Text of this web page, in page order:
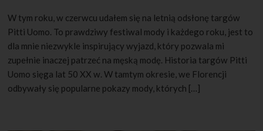
W tym roku, w czerwcu udałem się na letnią odsłonę targów
Pitti Uomo. To prawdziwy festiwal mody i każdego roku, jest to
dla mnie niezwykle inspirujący wyjazd, który pozwala mi
zupełnie inaczej patrzeć na męską modę. Historia targów Pitti
Uomo sięga lat 50 XX w. W tamtym okresie, we Florencji
odbywały się popularne pokazy mody, których […]